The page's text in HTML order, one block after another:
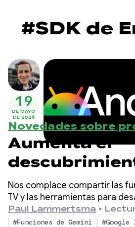
#SDK de
19
DE MAYO
DE 2026
Novedades sobre
Aumenta el
interacción
Google TV
Nos complace compartir las
TV y las herramientas para
diseñadas para aumentar la
contenido y preparar tu app
Paul Lammertsma •
#Funciones de Gemini #Google